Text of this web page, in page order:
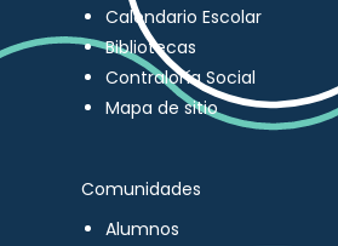
Calendario Escolar
Bibliotecas
Contraloría Social
Mapa de sitio
Comunidades
Alumnos